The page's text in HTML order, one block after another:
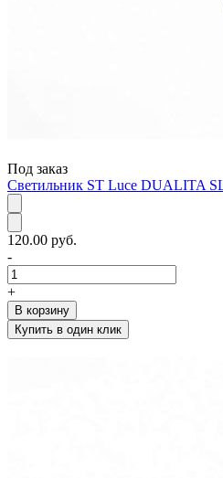
Под заказ
Светильник ST Luce DUALITA
120.00 руб.
-
+
В корзину
Купить в один клик